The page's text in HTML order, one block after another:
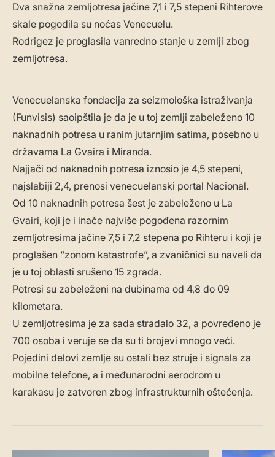
Dva snažna zemljotresa jačine 7,1 i 7,5 stepeni Rihterove
skale pogodila su noćas Venecuelu.
Rodrigez je proglasila vanredno stanje u zemlji zbog
zemljotresa.
Venecuelanska fondacija za seizmološka istraživanja
(Funvisis) saoipštila je da je u toj zemlji zabeleženo 10
naknadnih potresa u ranim jutarnjim satima, posebno u
državama La Gvaira i Miranda.
Najjači od naknadnih potresa iznosio je 4,5 stepeni,
najslabiji 2,4, prenosi venecuelanski portal Nacional.
Od 10 naknadnih potresa šest je zabeleženo u La
Gvairi, koji je i inače najviše pogođena razornim
zemljotresima jačine 7,5 i 7,2 stepena po Rihteru i koji je
proglašen “zonom katastrofe”, a zvaničnici su naveli da
je u toj oblasti srušeno 15 zgrada.
Potresi su zabeleženi na dubinama od 4,8 do 09
kilometara.
U zemljotresima je za sada stradalo 32, a povređeno je
700 osoba i veruje se da su ti brojevi mnogo veći.
Pojedini delovi zemlje su ostali bez struje i signala za
mobilne telefone, a i međunarodni aerodrom u
karakasu je zatvoren zbog infrastrukturnih oštećenja.